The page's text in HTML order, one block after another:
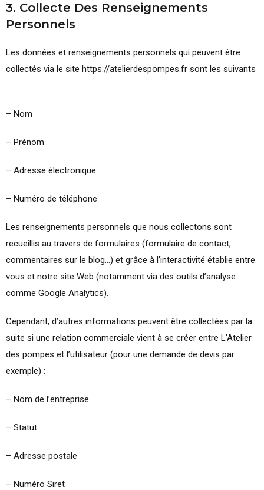
3. Collecte Des Renseignements
Personnels
Les données et renseignements personnels qui peuvent être
collectés via le site https://atelierdespompes.fr sont les suivants
:
– Nom
– Prénom
– Adresse électronique
– Numéro de téléphone
Les renseignements personnels que nous collectons sont
recueillis au travers de formulaires (formulaire de contact,
commentaires sur le blog…) et grâce à l’interactivité établie entre
vous et notre site Web (notamment via des outils d’analyse
comme Google Analytics).
Cependant, d’autres informations peuvent être collectées par la
suite si une relation commerciale vient à se créer entre L’Atelier
des pompes et l’utilisateur (pour une demande de devis par
exemple) :
– Nom de l’entreprise
– Statut
– Adresse postale
– Numéro Siret